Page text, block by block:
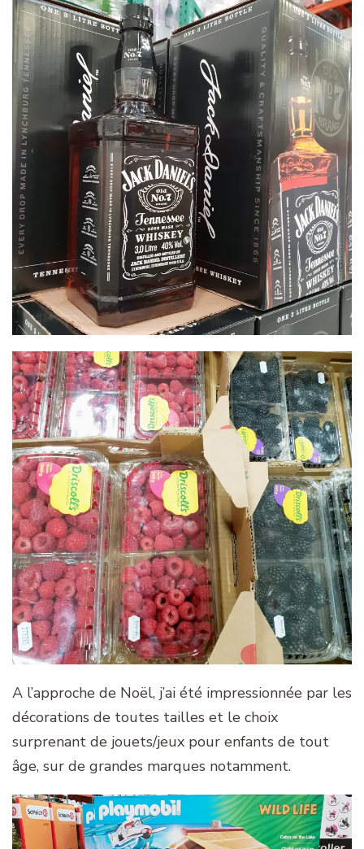
A l’approche de Noël, j’ai été impressionnée par les
décorations de toutes tailles et le choix
surprenant de jouets/jeux pour enfants de tout
âge, sur de grandes marques notamment.